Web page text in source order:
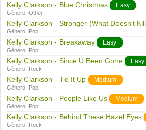
Kelly Clarkson - Blue Christmas Easy
Gênero:Other
Kelly Clarkson - Stronger (What Doesn't
Gênero: Pop
Kelly Clarkson - Breakaway Easy
Gênero: Pop
Kelly Clarkson - Since U Been Gone Easy
Gênero: Rock
Kelly Clarkson - Tie It Up Medium
Gênero: Pop
Kelly Clarkson - People Like Us Medium
Gênero: Pop
Kelly Clarkson - Behind These Hazel Eyes
Gênero: Rock